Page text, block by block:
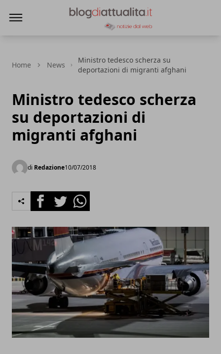
Home News
Ministro tedesco scherza su
deportazioni di migranti afghani
Ministro tedesco scherza
su deportazioni di
migranti afghani
di Redazione10/07/2018
FacebookTwitterWhatsapp